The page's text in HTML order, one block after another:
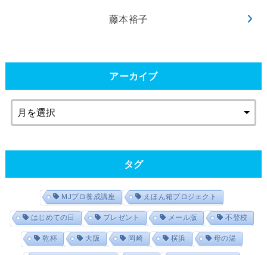
藤本裕子
アーカイブ
タグ
MJプロ養成講座 えほん箱プロジェクト
はじめての日 プレゼント メール版 不登校
乾杯 大阪 岡崎 横浜 母の湯